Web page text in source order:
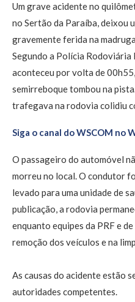
Um grave acidente no
no Sertão da Paraíba, deixou
gravemente ferida na
Segundo a Polícia Rodoviária
aconteceu por volta de
semirreboque tombou na
trafegava na rodovia colidiu
Siga o canal do WSCOM no
O passageiro do automóvel
morreu no local. O condutor
levado para uma unidade de
publicação, a rodovia
enquanto equipes da PRF e
remoção dos veículos e na
As causas do acidente estão
autoridades competentes.